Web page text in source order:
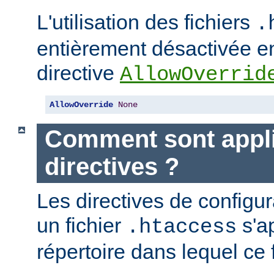
L'utilisation des fichiers
entièrement désactivée
directive
AllowOverride None
Comment sont
directives ?
Les directives de
un fichier .htaccess
répertoire dans lequel